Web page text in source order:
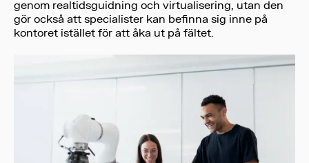
genom realtidsguidning och virtualisering, utan den
gör också att specialister kan befinna sig inne på
kontoret istället för att åka ut på fältet.